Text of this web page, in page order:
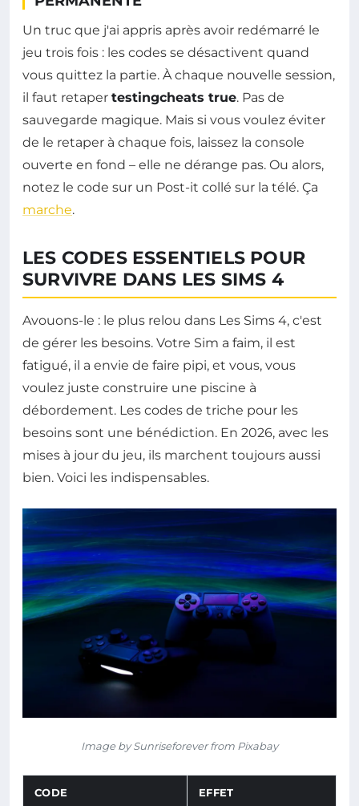
Un truc que j'ai appris après avoir redémarré le
jeu trois fois : les codes se désactivent quand
vous quittez la partie. À chaque nouvelle session,
il faut retaper testingcheats true. Pas de
sauvegarde magique. Mais si vous voulez éviter
de le retaper à chaque fois, laissez la console
ouverte en fond – elle ne dérange pas. Ou alors,
notez le code sur un Post-it collé sur la télé. Ça
marche.
LES CODES ESSENTIELS POUR
SURVIVRE DANS LES SIMS 4
Avouons-le : le plus relou dans Les Sims 4, c'est
de gérer les besoins. Votre Sim a faim, il est
fatigué, il a envie de faire pipi, et vous, vous
voulez juste construire une piscine à
débordement. Les codes de triche pour les
besoins sont une bénédiction. En 2026, avec les
mises à jour du jeu, ils marchent toujours aussi
bien. Voici les indispensables.
Image by Sunriseforever from Pixabay
CODE EFFET